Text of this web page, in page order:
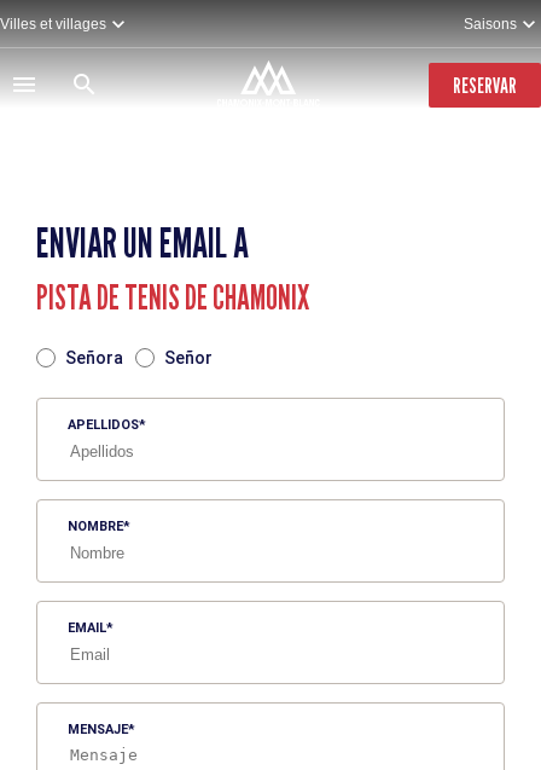
Pasar
al
contenido
principal
Villes et villages Saisons
RESERVAR
ENVIAR UN EMAIL A
PISTA DE TENIS DE CHAMONIX
Señora Señor
APELLIDOS
NOMBRE
EMAIL
MENSAJE